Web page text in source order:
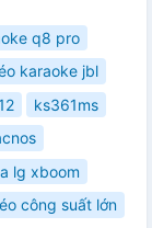
q8 pro
karaoke jbl
ks361ms
lg xboom
công suất lớn